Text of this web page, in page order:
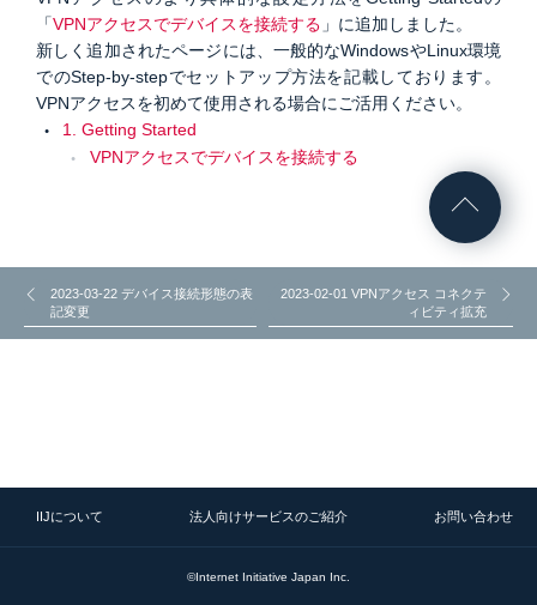
「VPNアクセスでデバイスを接続する 」に追加しました。
新しく追加されたページには、一般的なWindowsやLinux環境
でのStep-by-stepでセットアップ方法を記載しております。
VPNアクセスを初めて使用される場合にご活用ください。
1. Getting Started
VPNアクセスでデバイスを接続する
2023-03-22 デバイス接続形態の表
記変更
2023-02-01 VPNアクセス コネクテ
ィビティ拡充
IIJについて 法人向けサービスのご紹介 お問い合わせ
©Internet Initiative Japan Inc.